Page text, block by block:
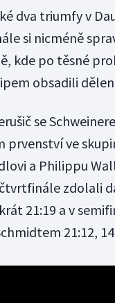
dva triumfy v
si nicméně
kde po těsné
obsadili
se
prvenství ve
a Philippu
čtvrtfinále zdolali
21:19 a v
21:12,